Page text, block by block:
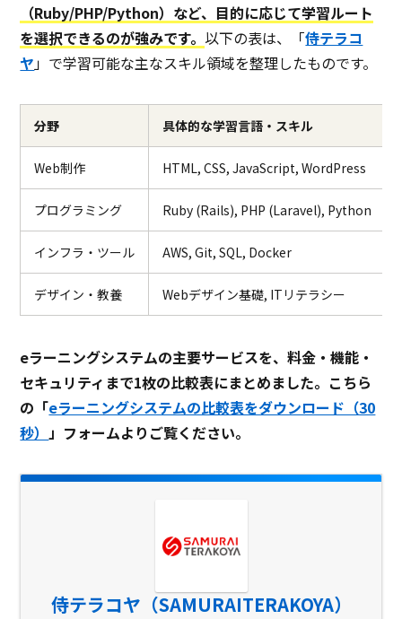
（Ruby/PHP/Python）など、目的に応じて学習ルート
を選択できるのが強みです。 以下の表は、「侍テラコ
ヤ」で学習可能な主なスキル領域を整理したものです。
分野 具体的な学習言語・スキル
Web制作 HTML, CSS, JavaScript, WordPress
プログラミング Ruby (Rails), PHP (Laravel), Python
インフラ・ツール AWS, Git, SQL, Docker
デザイン・教養 Webデザイン基礎, ITリテラシー
eラーニングシステムの主要サービスを、料金・機能・
セキュリティまで1枚の比較表にまとめました。こちら
の「eラーニングシステムの比較表をダウンロード（30
秒）」フォームよりご覧ください。
侍テラコヤ（SAMURAITERAKOYA）